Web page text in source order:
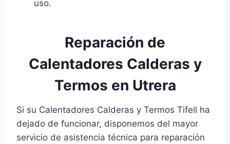
uso.
Reparación de
Calentadores Calderas y
Termos en Utrera
Si su Calentadores Calderas y Termos Tifell ha
dejado de funcionar, disponemos del mayor
servicio de asistencia técnica para reparación